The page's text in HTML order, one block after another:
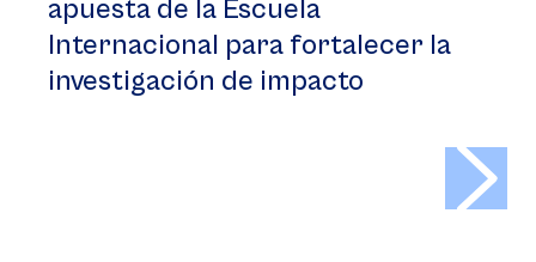
apuesta de la Escuela
Internacional para fortalecer la
investigación de impacto